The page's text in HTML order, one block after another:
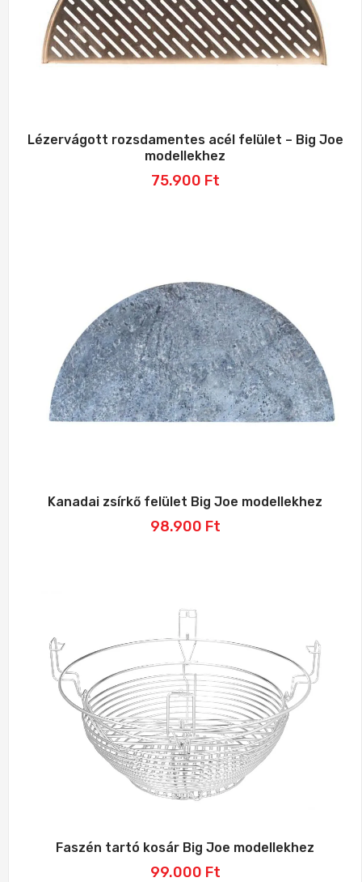
Lézervágott rozsdamentes acél felület – Big Joe
modellekhez
75.900 Ft
Kanadai zsírkő felület Big Joe modellekhez
98.900 Ft
Faszén tartó kosár Big Joe modellekhez
99.000 Ft